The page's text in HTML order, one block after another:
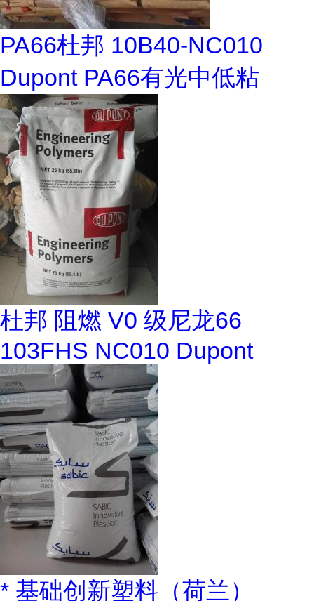
PA66杜邦 10B40-NC010
Dupont PA66有光中低粘
杜邦 阻燃 V0 级尼龙66
103FHS NC010 Dupont
* 基础创新塑料（荷兰）